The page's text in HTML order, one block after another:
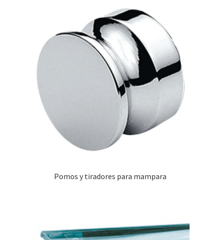
Pomos y tiradores para mampara